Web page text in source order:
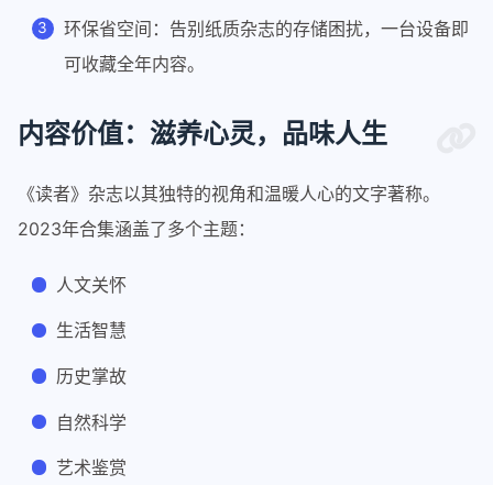
环保省空间：告别纸质杂志的存储困扰，一台设备即
可收藏全年内容。
内容价值：滋养心灵，品味人生
《读者》杂志以其独特的视角和温暖人心的文字著称。
2023年合集涵盖了多个主题：
人文关怀
生活智慧
历史掌故
自然科学
艺术鉴赏